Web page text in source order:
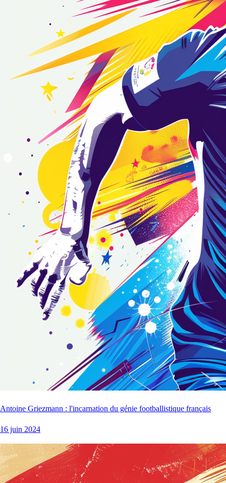
Antoine Griezmann : l'incarnation du génie footballistique français
16 juin 2024